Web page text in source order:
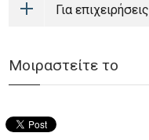
Για επιχειρήσεις
Μοιραστείτε το